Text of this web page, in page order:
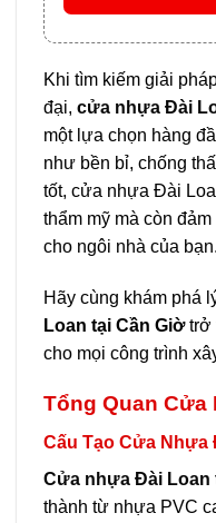
Khi tìm kiếm giải
đại, cửa nhựa Đài
một lựa chọn hàng
như bền bỉ, chống
tốt, cửa nhựa Đài
thẩm mỹ mà còn
cho ngôi nhà của bạn.
Hãy cùng khám phá
Loan tại Cần Giờtrở
cho mọi công trình
Tổng Quan Cửa
Cấu Tạo Cửa Nhựa
Cửa nhựa Đài Loan
thành từ nhựa PVC